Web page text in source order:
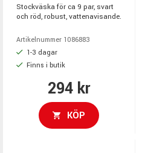
Stockväska för ca 9 par, svart
och röd, robust, vattenavisande.
Artikelnummer 1086883
1-3 dagar
Finns i butik
294 kr
KÖP